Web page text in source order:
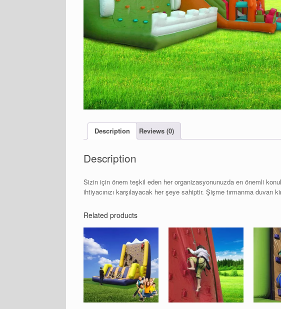
Description Reviews (0)
Description
Sizin için önem teşkil eden her organizasyonunuzda en önemli
ihtiyacınızı karşılayacak her şeye sahiptir. Şişme tırmanma duvarı
Related products